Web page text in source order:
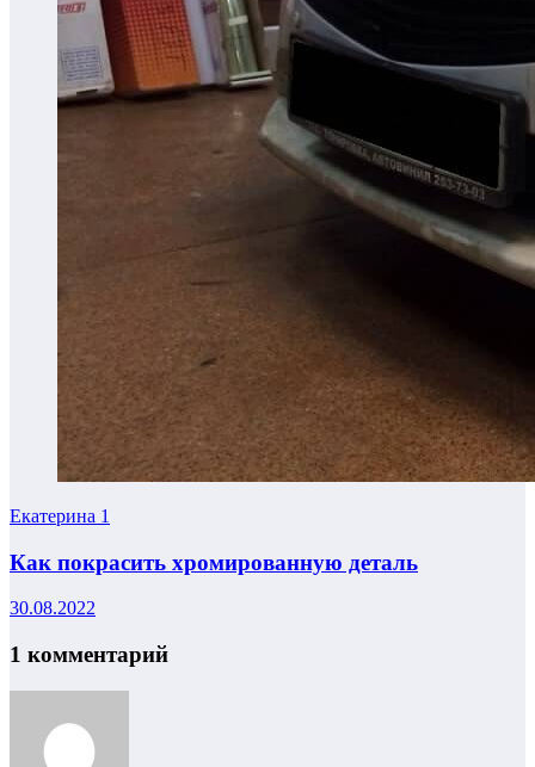
Екатерина 1
Как покрасить хромированную деталь
30.08.2022
1 комментарий